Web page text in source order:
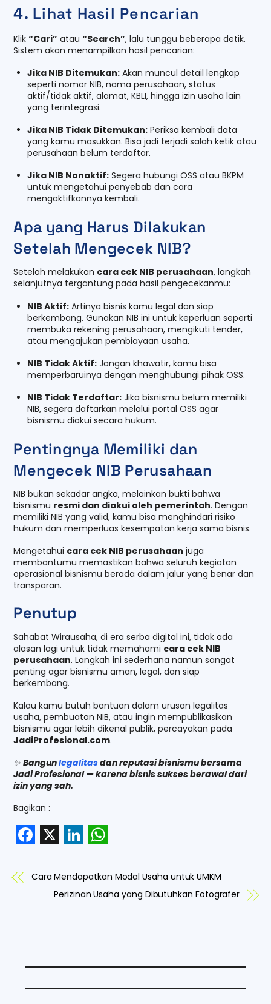
4. Lihat Hasil Pencarian
Klik“Cari” atau“Search”, lalu tunggu beberapa detik.
Sistem akan menampilkan hasil pencarian:
Jika NIB Ditemukan:Akan muncul detail lengkap
seperti nomor NIB, nama perusahaan, status
aktif/tidak aktif, alamat, KBLI, hingga izin usaha lain
yang terintegrasi.
Jika NIB Tidak Ditemukan:Periksa kembali data
yang kamu masukkan. Bisa jadi terjadi salah ketik atau
perusahaan belum terdaftar.
Jika NIB Nonaktif:Segera hubungi OSS atau BKPM
untuk mengetahui penyebab dan cara
mengaktifkannya kembali.
Apa yang Harus Dilakukan
Setelah Mengecek NIB?
Setelah melakukan cara cek NIB perusahaan, langkah
selanjutnya tergantung pada hasil pengecekanmu:
NIB Aktif:Artinya bisnis kamu legal dan siap
berkembang. Gunakan NIB ini untuk keperluan seperti
membuka rekening perusahaan, mengikuti tender,
atau mengajukan pembiayaan usaha.
NIB Tidak Aktif:Jangan khawatir, kamu bisa
memperbaruinya dengan menghubungi pihak OSS.
NIB Tidak Terdaftar:Jika bisnismu belum memiliki
NIB, segera daftarkan melalui portal OSS agar
bisnismu diakui secara hukum.
Pentingnya Memiliki dan
Mengecek NIB Perusahaan
NIB bukan sekadar angka, melainkan bukti bahwa
bisnismu resmi dan diakui oleh pemerintah. Dengan
memiliki NIB yang valid, kamu bisa menghindari risiko
hukum dan memperluas kesempatan kerja sama bisnis.
Mengetahui cara cek NIB perusahaan juga
membantumu memastikan bahwa seluruh kegiatan
operasional bisnismu berada dalam jalur yang benar dan
transparan.
Penutup
Sahabat Wirausaha, di era serba digital ini, tidak ada
alasan lagi untuk tidak memahami cara cek NIB
perusahaan. Langkah ini sederhana namun sangat
penting agar bisnismu aman, legal, dan siap
berkembang.
Kalau kamu butuh bantuan dalam urusan legalitas
usaha, pembuatan NIB, atau ingin mempublikasikan
bisnismu agar lebih dikenal publik, percayakan pada
JadiProfesional.com.
✨Bangunlegalitasdan reputasi bisnismu bersama
Jadi Profesional — karena bisnis sukses berawal dari
izin yang sah.
Bagikan :
F
a
o
k
X L
i
n
I
n
W
h
a
p
p
Cara Mendapatkan Modal Usaha untuk UMKM
Perizinan Usaha yang Dibutuhkan Fotografer